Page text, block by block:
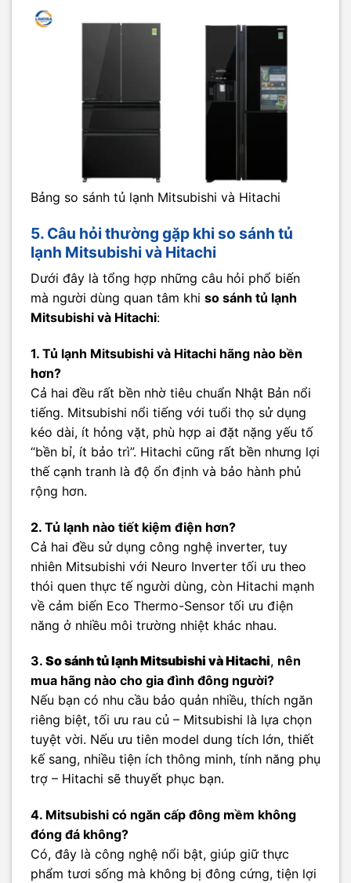
Bảng so sánh tủ lạnh Mitsubishi và Hitachi
5. Câu hỏi thường gặp khi so sánh tủ
lạnh Mitsubishi và Hitachi
Dưới đây là tổng hợp những câu hỏi phổ biến
mà người dùng quan tâm khi so sánh tủ lạnh
Mitsubishi và Hitachi:
1. Tủ lạnh Mitsubishi và Hitachi hãng nào bền
hơn?
Cả hai đều rất bền nhờ tiêu chuẩn Nhật Bản nổi
tiếng. Mitsubishi nổi tiếng với tuổi thọ sử dụng
kéo dài, ít hỏng vặt, phù hợp ai đặt nặng yếu tố
“bền bỉ, ít bảo trì”. Hitachi cũng rất bền nhưng lợi
thế cạnh tranh là độ ổn định và bảo hành phủ
rộng hơn.
2. Tủ lạnh nào tiết kiệm điện hơn?
Cả hai đều sử dụng công nghệ inverter, tuy
nhiên Mitsubishi với Neuro Inverter tối ưu theo
thói quen thực tế người dùng, còn Hitachi mạnh
về cảm biến Eco Thermo-Sensor tối ưu điện
năng ở nhiều môi trường nhiệt khác nhau.
3. So sánh tủ lạnh Mitsubishi và Hitachi, nên
mua hãng nào cho gia đình đông người?
Nếu bạn có nhu cầu bảo quản nhiều, thích ngăn
riêng biệt, tối ưu rau củ – Mitsubishi là lựa chọn
tuyệt vời. Nếu ưu tiên model dung tích lớn, thiết
kế sang, nhiều tiện ích thông minh, tính năng phụ
trợ – Hitachi sẽ thuyết phục bạn.
4. Mitsubishi có ngăn cấp đông mềm không
đóng đá không?
Có, đây là công nghệ nổi bật, giúp giữ thực
phẩm tươi sống mà không bị đông cứng, tiện lợi